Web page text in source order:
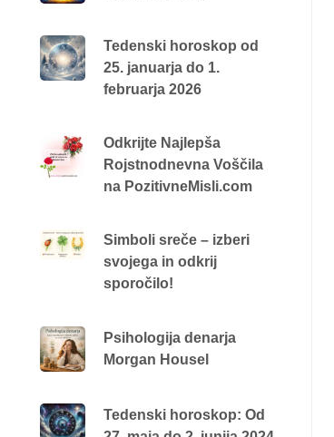
Tedenski horoskop od
25. januarja do 1.
februarja 2026
Odkrijte Najlepša
Rojstnodnevna Voščila
na PozitivneMisli.com
Simboli sreče – izberi
svojega in odkrij
sporočilo!
Psihologija denarja
Morgan Housel
Tedenski horoskop: Od